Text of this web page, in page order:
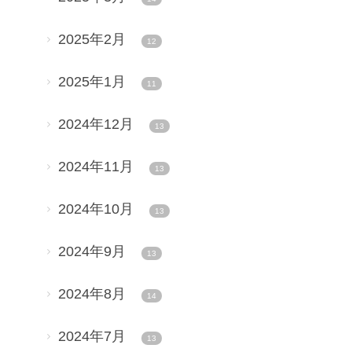
2025年2月 12
2025年1月 11
2024年12月 13
2024年11月 13
2024年10月 13
2024年9月 13
2024年8月 14
2024年7月 13